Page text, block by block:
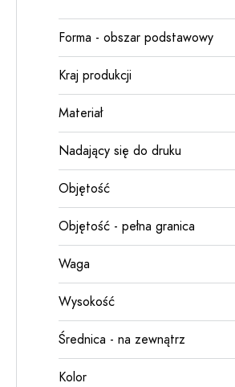
Forma - obszar podstawowy
Kraj produkcji
Materiał
Nadający się do druku
Objętość
Objętość - pełna granica
Waga
Wysokość
Średnica - na zewnątrz
Kolor